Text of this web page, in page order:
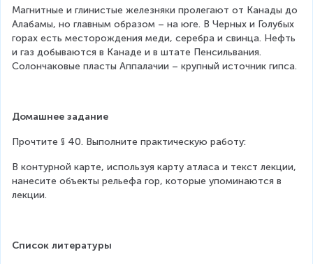
Магнитные и глинистые железняки пролегают от Канады до
Алабамы, но главным образом – на юге. В Черных и Голубых
горах есть месторождения меди, серебра и свинца. Нефть
и газ добываются в Канаде и в штате Пенсильвания.
Солончаковые пласты Аппалачии – крупный источник гипса.
Домашнее задание
Прочтите § 40. Выполните практическую работу:
В контурной карте, используя карту атласа и текст лекции,
нанесите объекты рельефа гор, которые упоминаются в
лекции.
Список литературы